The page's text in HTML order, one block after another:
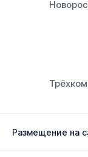
Размещение на